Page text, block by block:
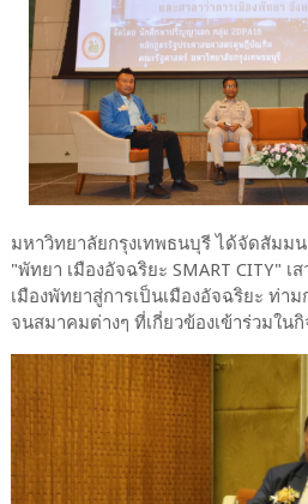
มหาวิทยาลัยกรุงเทพธนบุรี ได้จัดสัมม
"พัทยา เมืองอัจฉริยะ SMART CITY"
เมืองพัทยาสู่การเป็นเมืองอัจฉริยะ ท่า
จนสมาคมต่างๆ ที่เกี่ยวข้องเข้าร่วมใน